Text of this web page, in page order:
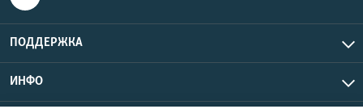
ПОДДЕРЖКА
ИНФО